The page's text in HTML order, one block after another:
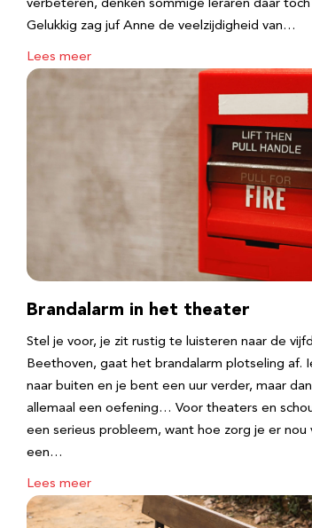
verbeteren, denken sommige leraren daar toch
Gelukkig zag juf Anne de veelzijdigheid van…
Lees meer
Brandalarm in het theater
Stel je voor, je zit rustig te luisteren naar de
Beethoven, gaat het brandalarm plotseling af.
naar buiten en je bent een uur verder, maar
allemaal een oefening… Voor theaters en
een serieus probleem, want hoe zorg je er nou
een…
Lees meer